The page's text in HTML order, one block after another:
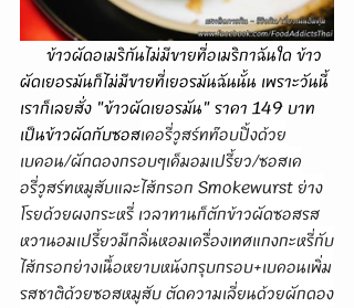
ผัดเยอรมันก็ไม่มีขายที่เยอรมันฉันนั้น เพราะวันนี้
เราก็เลยสั่ง "ข้าวผัดเยอรมัน" ราคา 149 บาท
เป็นข้าวผัดกับซอสเคอรี่วูสร์ทท๊อบปิ้งด้วย
เบคอน/ผักดองกรอบๆเค็มอมเปรี้ยว/ซอสเค
อรี่วูสร์ทหมูสับและไส้กรอก Smokewurst ย่าง
โรยด้วยผงกระหรี่ เวลาทานก็ตักข้าวผัดซอสรส
หวานอมเปรี้ยวมีกลิ่นหอมเครื่องเทศแกงกะหรี่กับ
ไส้กรอกย่างเนื้อหยาบหนังกรุบกรอบ+เบคอนเพิ่ม
รสชาติด้วยซอสหมูสับ ตัดความเลี่ยนด้วยผักดอง